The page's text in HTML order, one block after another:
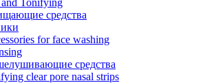
Tonifying
средства
for face washing
средства
clear pore nasal strips